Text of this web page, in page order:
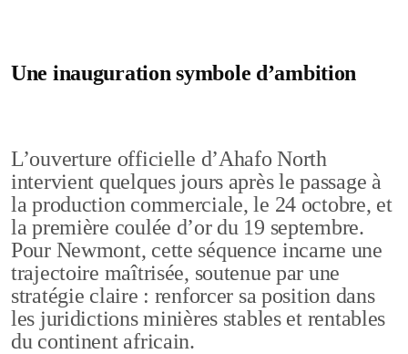
Une inauguration symbole d’ambition
L’ouverture officielle d’Ahafo North
intervient quelques jours après le passage à
la production commerciale, le 24 octobre, et
la première coulée d’or du 19 septembre.
Pour Newmont, cette séquence incarne une
trajectoire maîtrisée, soutenue par une
stratégie claire : renforcer sa position dans
les juridictions minières stables et rentables
du continent africain.